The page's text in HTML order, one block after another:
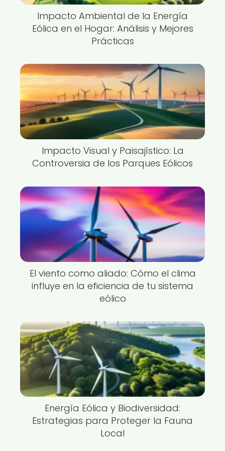
Impacto Ambiental de la Energía
Eólica en el Hogar: Análisis y Mejores
Prácticas
Impacto Visual y Paisajístico: La
Controversia de los Parques Eólicos
El viento como aliado: Cómo el clima
influye en la eficiencia de tu sistema
eólico
Energía Eólica y Biodiversidad:
Estrategias para Proteger la Fauna
Local